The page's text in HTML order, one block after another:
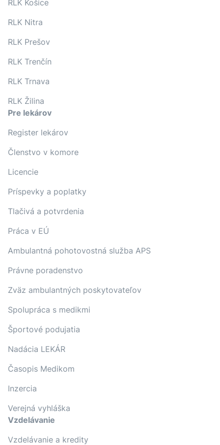
RLK Košice
RLK Nitra
RLK Prešov
RLK Trenčín
RLK Trnava
RLK Žilina
Pre lekárov
Register lekárov
Členstvo v komore
Licencie
Príspevky a poplatky
Tlačivá a potvrdenia
Práca v EÚ
Ambulantná pohotovostná služba APS
Právne poradenstvo
Zväz ambulantných poskytovateľov
Spolupráca s medikmi
Športové podujatia
Nadácia LEKÁR
Časopis Medikom
Inzercia
Verejná vyhláška
Vzdelávanie
Vzdelávanie a kredity